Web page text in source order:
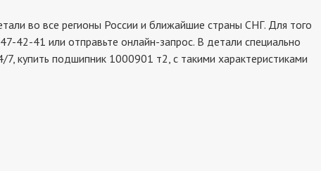
во все регионы России и ближайшие страны СНГ. Для того
42-41 или отправьте онлайн-запрос. В детали специально
купить подшипник 1000901 т2, с такими характеристиками